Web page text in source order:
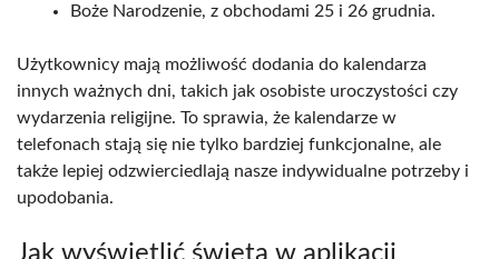
Boże Narodzenie, z obchodami 25 i 26 grudnia.
Użytkownicy mają możliwość dodania do kalendarza
innych ważnych dni, takich jak osobiste uroczystości czy
wydarzenia religijne. To sprawia, że kalendarze w
telefonach stają się nie tylko bardziej funkcjonalne, ale
także lepiej odzwierciedlają nasze indywidualne potrzeby i
upodobania.
Jak wyświetlić święta w aplikacji